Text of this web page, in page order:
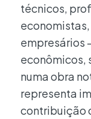
técnicos,
empresários
econômicos,
numa obra
representa
contribuição